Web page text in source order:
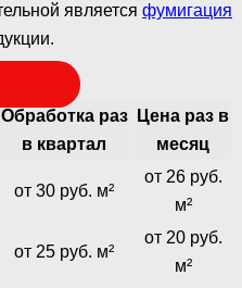
является фумигация
Обработка раз
в квартал
Цена раз в
месяц
от 30 руб. м²
от 26 руб.
м²
от 25 руб. м²
от 20 руб.
м²